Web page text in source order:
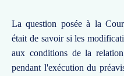
La question posée à la
était de savoir si les
aux conditions de la
pendant l'exécution du